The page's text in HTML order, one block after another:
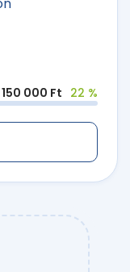
150 000 Ft 22 %